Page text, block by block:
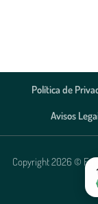
Política de
Avisos
Copyright 2026 ©